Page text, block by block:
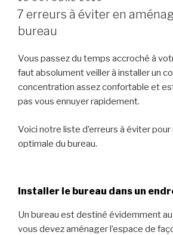
LE
7 erreurs à éviter en
bureau
Vous passez du temps accroché à
faut absolument veiller à installer un
concentration assez confortable et
pas vous ennuyer rapidement.
Voici notre liste d’erreurs à éviter
optimale du bureau.
Installer le bureau dans un
Un bureau est destiné évidemment au
vous devez aménager l’espace de